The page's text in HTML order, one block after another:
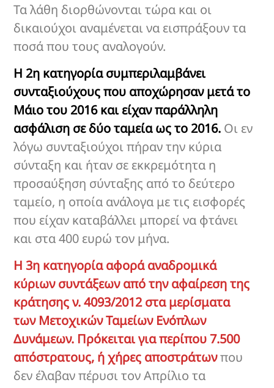
Τα λάθη διορθώνονται τώρα και οι
δικαιούχοι αναμένεται να εισπράξουν τα
ποσά που τους αναλογούν.
Η 2η κατηγορία συμπεριλαμβάνει
συνταξιούχους που αποχώρησαν μετά το
Μάιο του 2016 και είχαν παράλληλη
ασφάλιση σε δύο ταμεία ως το 2016. Οι εν
λόγω συνταξιούχοι πήραν την κύρια
σύνταξη και ήταν σε εκκρεμότητα η
προσαύξηση σύνταξης από το δεύτερο
ταμείο, η οποία ανάλογα με τις εισφορές
που είχαν καταβάλλει μπορεί να φτάνει
και στα 400 ευρώ τον μήνα.
Η 3η κατηγορία αφορά αναδρομικά
κύριων συντάξεων από την αφαίρεση της
κράτησης ν. 4093/2012 στα μερίσματα
των Μετοχικών Ταμείων Ενόπλων
Δυνάμεων. Πρόκειται για περίπου 7.500
απόστρατους, ή χήρες αποστράτωνπου
δεν έλαβαν πέρυσι τον Απρίλιο τα